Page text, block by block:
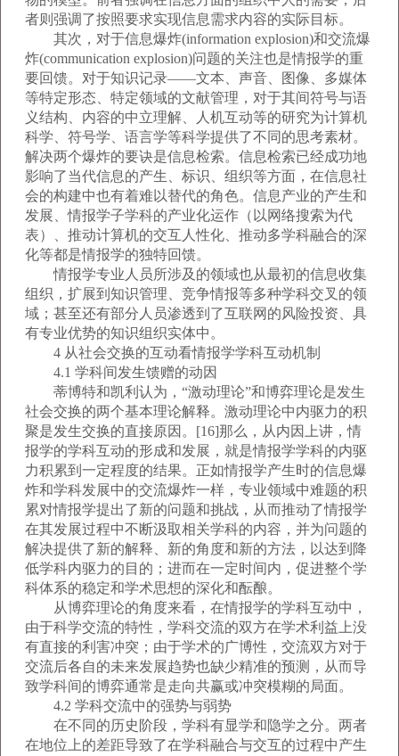
者则强调了按照要求实现信息需求内容的实际目标。
其次，对于信息爆炸(information explosion)和交流爆
炸(communication explosion)问题的关注也是情报学的重
要回馈。对于知识记录——文本、声音、图像、多媒体
等特定形态、特定领域的文献管理，对于其间符号与语
义结构、内容的中立理解、人机互动等的研究为计算机
科学、符号学、语言学等科学提供了不同的思考素材。
解决两个爆炸的要诀是信息检索。信息检索已经成功地
影响了当代信息的产生、标识、组织等方面，在信息社
会的构建中也有着难以替代的角色。信息产业的产生和
发展、情报学子学科的产业化运作（以网络搜索为代
表）、推动计算机的交互人性化、推动多学科融合的深
化等都是情报学的独特回馈。
情报学专业人员所涉及的领域也从最初的信息收集
组织，扩展到知识管理、竞争情报等多种学科交叉的领
域；甚至还有部分人员渗透到了互联网的风险投资、具
有专业优势的知识组织实体中。
4 从社会交换的互动看情报学学科互动机制
4.1 学科间发生馈赠的动因
蒂博特和凯利认为，“激动理论”和博弈理论是发生
社会交换的两个基本理论解释。激动理论中内驱力的积
聚是发生交换的直接原因。[16]那么，从内因上讲，情
报学的学科互动的形成和发展，就是情报学学科的内驱
力积累到一定程度的结果。正如情报学产生时的信息爆
炸和学科发展中的交流爆炸一样，专业领域中难题的积
累对情报学提出了新的问题和挑战，从而推动了情报学
在其发展过程中不断汲取相关学科的内容，并为问题的
解决提供了新的解释、新的角度和新的方法，以达到降
低学科内驱力的目的；进而在一定时间内，促进整个学
科体系的稳定和学术思想的深化和酝酿。
从博弈理论的角度来看，在情报学的学科互动中，
由于科学交流的特性，学科交流的双方在学术利益上没
有直接的利害冲突；由于学术的广博性，交流双方对于
交流后各自的未来发展趋势也缺少精准的预测，从而导
致学科间的博弈通常是走向共赢或冲突模糊的局面。
4.2 学科交流中的强势与弱势
在不同的历史阶段，学科有显学和隐学之分。两者
在地位上的差距导致了在学科融合与交互的过程中产生